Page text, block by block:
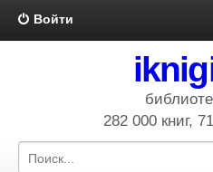
Войти
282 000 книг,